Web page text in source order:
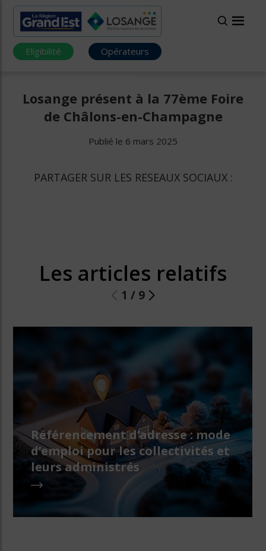
Eligibilité Opérateurs
Losange présent à la 77ème Foire
de Châlons-en-Champagne
Publié le 6 mars 2025
PARTAGER SUR LES RESEAUX SOCIAUX :
Les articles relatifs
1 / 9
Référencement d’adresse : mode
d’emploi pour les collectivités et
leurs administrés